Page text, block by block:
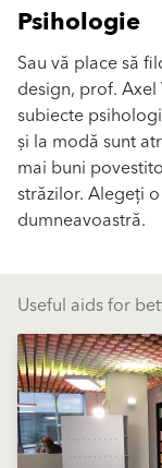
Psihologie
Sau vă place să
design, prof.
subiecte
și la modă sunt
mai buni
străzilor. Alegeți
dumneavoastră.
Useful aids for